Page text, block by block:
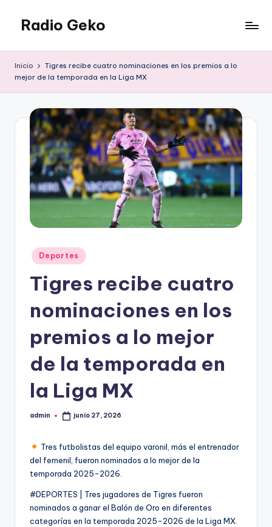
Saltar
contenido
Radio Geko
Inicio
Tigres recibe cuatro nominaciones en los premios a lo
mejor de la temporada en la Liga MX
Publicado
en
Deportes
Tigres recibe cuatro
nominaciones en los
premios a lo mejor
de la temporada en
la Liga MX
Publicado
admin junio 27, 2026
Tres futbolistas del equipo varonil, más el entrenador
del femenil, fueron nominados a lo mejor de la
temporada 2025-2026.
#DEPORTES | Tres jugadores de Tigres fueron
nominados a ganar el Balón de Oro en diferentes
categorías en la temporada 2025-2026 de la Liga MX.